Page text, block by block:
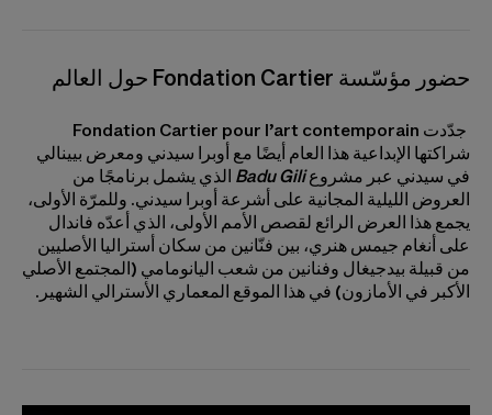
حضور مؤسّسة Fondation Cartier حول العالم
جدّدت Fondation Cartier pour l’art contemporain
شراكتها الإبداعية هذا العام أيضًا مع أوبرا سيدني ومعرض بيينالي
في سيدني عبر مشروعBadu Gili الذي يشمل برنامجًا من
العروض الليلية المجانية على أشرعة أوبرا سيدني. وللمرّة الأولى،
يجمع هذا العرض الرائع لقصص الأمم الأولى، الذي أعدّه فاندال
على أنغام جيمس هنري، بين فنّانين من سكان أستراليا الأصليين
من قبيلة بيدجيغال وفنانين من شعب اليانومامي (المجتمع الأصلي
الأكبر في الأمازون) في هذا الموقع المعماري الأسترالي الشهير.